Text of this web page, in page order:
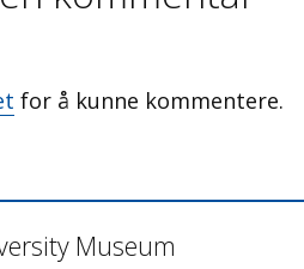
for å kunne kommentere.
Museum